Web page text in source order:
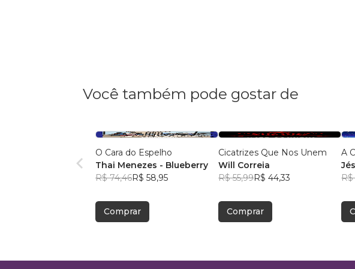
Você também pode gostar de
O Cara do Espelho
Thai Menezes - Blueberry
R$ 74,46R$ 58,95
Comprar
Cicatrizes Que Nos Unem
Will Correia
R$ 55,99R$ 44,33
Comprar
A
R$